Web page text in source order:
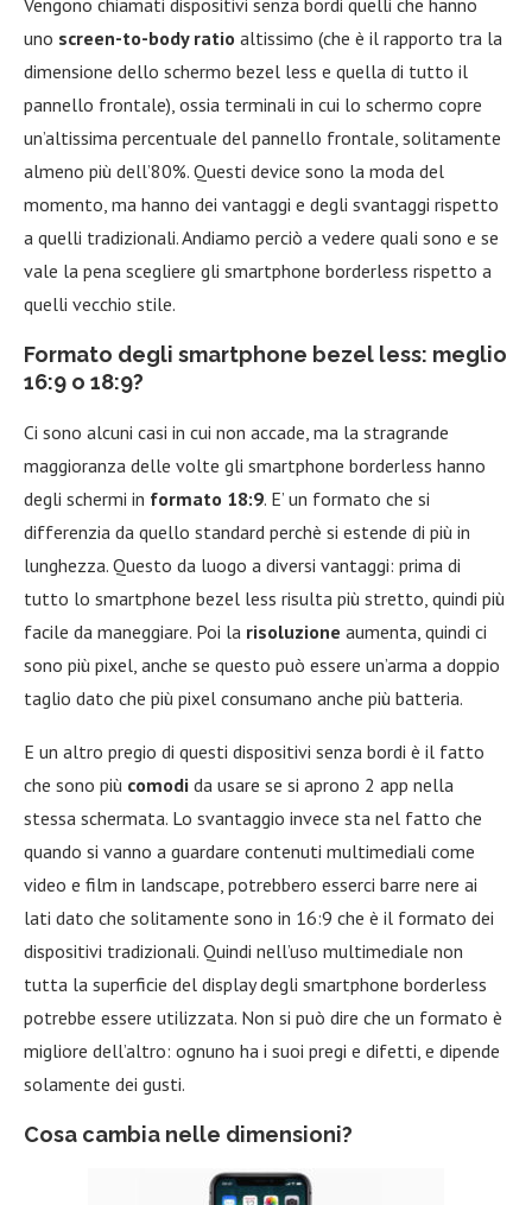
uno screen-to-body ratio altissimo (che è il rapporto tra la
dimensione dello schermo bezel less e quella di tutto il
pannello frontale), ossia terminali in cui lo schermo copre
un’altissima percentuale del pannello frontale, solitamente
almeno più dell’80%. Questi device sono la moda del
momento, ma hanno dei vantaggi e degli svantaggi rispetto
a quelli tradizionali. Andiamo perciò a vedere quali sono e se
vale la pena scegliere gli smartphone borderless rispetto a
quelli vecchio stile.
Formato degli smartphone bezel less: meglio
16:9 o 18:9?
Ci sono alcuni casi in cui non accade, ma la stragrande
maggioranza delle volte gli smartphone borderless hanno
degli schermi in formato 18:9. E’ un formato che si
differenzia da quello standard perchè si estende di più in
lunghezza. Questo da luogo a diversi vantaggi: prima di
tutto lo smartphone bezel less risulta più stretto, quindi più
facile da maneggiare. Poi la risoluzione aumenta, quindi ci
sono più pixel, anche se questo può essere un’arma a doppio
taglio dato che più pixel consumano anche più batteria.
E un altro pregio di questi dispositivi senza bordi è il fatto
che sono più comodi da usare se si aprono 2 app nella
stessa schermata. Lo svantaggio invece sta nel fatto che
quando si vanno a guardare contenuti multimediali come
video e film in landscape, potrebbero esserci barre nere ai
lati dato che solitamente sono in 16:9 che è il formato dei
dispositivi tradizionali. Quindi nell’uso multimediale non
tutta la superficie del display degli smartphone borderless
potrebbe essere utilizzata. Non si può dire che un formato è
migliore dell’altro: ognuno ha i suoi pregi e difetti, e dipende
solamente dei gusti.
Cosa cambia nelle dimensioni?